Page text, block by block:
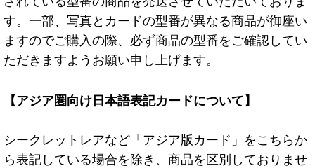
す。一部、写真とカードの型番が異なる商品が御座い
ますのでご購入の際、必ず商品の型番をご確認してい
ただきますようお願い申し上げます。
【アジア圏向け日本語表記カードについて】
シークレットレアなど「アジア版カード」をこちらか
ら表記している場合を除き、商品を区別しておりませ